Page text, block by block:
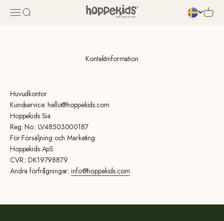
Öppna navigeringsmenyn
Öppna sök
Kontaktinformation
Huvudkontor
Kundservice: hello@hoppekids.com
Hoppekids Sia
Reg. No.: LV48503000187
För Försäljning och Marketing:
Hoppekids ApS
CVR.: DK19798879
Andra förfrågningar: info@hoppekids.com